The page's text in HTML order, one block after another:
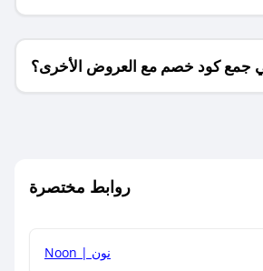
فقط؟
جمع كود خصم مع العروض الأخرى؟
روابط مختصرة
Noon | نون